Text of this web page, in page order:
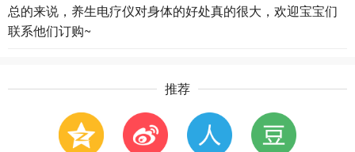
总的来说，养生电疗仪对身体的好处真的很大，欢迎宝宝们
联系他们订购~
推荐